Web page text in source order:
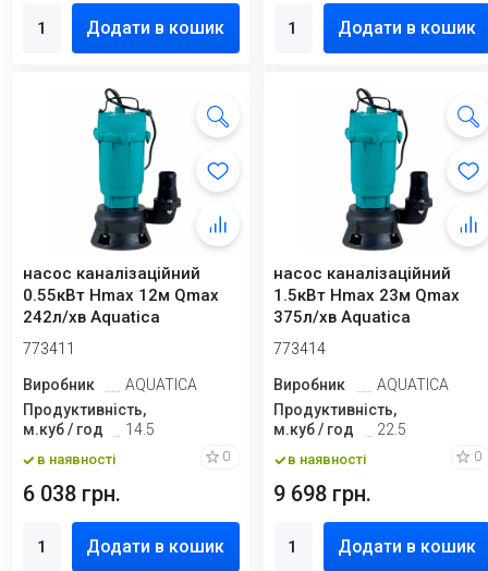
Додати в кошик Додати в кошик
насос каналізаційний
0.55кВт Hmax 12м Qmax
242л/хв Aquatica
773411
Виробник
AQUATICA
Продуктивність,
м.куб / год
14.5
в наявності 0
6 038 грн.
Додати в кошик
насос каналізаційний
1.5кВт Hmax 23м Qmax
375л/хв Aquatica
773414
Виробник
AQUATICA
Продуктивність,
м.куб / год
22.5
в наявності 0
9 698 грн.
Додати в кошик